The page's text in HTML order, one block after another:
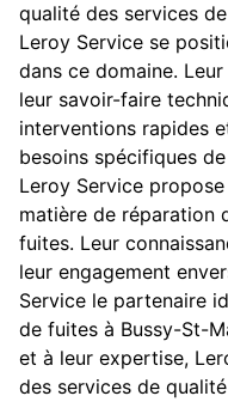
qualité des services
Leroy Service se
dans ce domaine.
leur savoir-faire
interventions rapides
besoins spécifiques
Leroy Service
matière de réparation
fuites. Leur
leur engagement
Service le partenaire
de fuites à Bussy-St-
et à leur expertise,
des services de